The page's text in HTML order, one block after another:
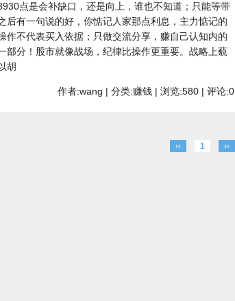
点是会补缺口，还是向上，谁也不知道；只能等带
有一句说的好，你惦记人家那点利息，主力惦记的
不代表买入依据；只做交流分享，赚自己认知内的
部分！股市就像战场，纪律比操作更重要。战略上藐
胡
作者:wang | 分类:赚钱 | 浏览:580 | 评论:0
‹‹ 1 ››